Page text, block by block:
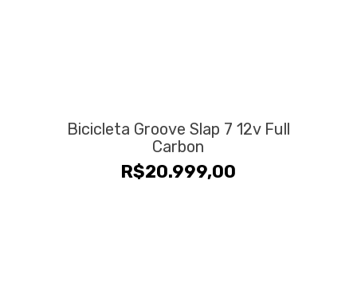
Bicicleta Groove Slap 7 12v Full
Carbon
R$20.999,00